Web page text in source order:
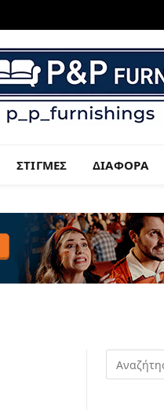
ΣΤΙΓΜΕΣ ΔΙΑΦΟΡΑ